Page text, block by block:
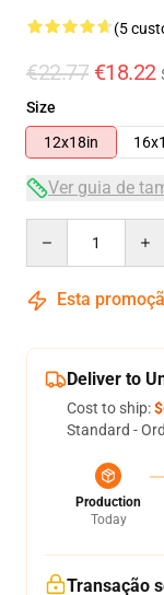
(5
€22.77 €18.22
Size
12x18in
Ver guia de
Esta
Deliver to
Cost to ship:
Standard -
Production
Today
Transação